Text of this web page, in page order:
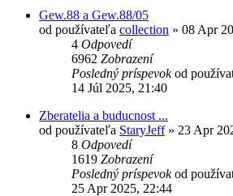
Gew.88 a Gew.88/05
od používateľa collection » 08 Apr
4 Odpovedí
6962 Zobrazení
Posledný príspevokod
14 Júl 2025, 21:40
Zberatelia a buducnost ...
od používateľa StaryJeff» 23 Apr
8 Odpovedí
1619 Zobrazení
Posledný príspevokod
25 Apr 2025, 22:44